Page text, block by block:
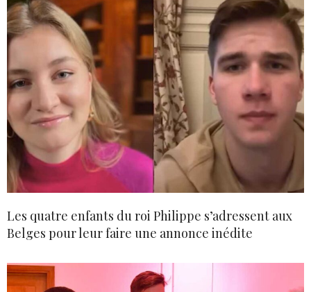
Les quatre enfants du roi Philippe s’adressent aux
Belges pour leur faire une annonce inédite